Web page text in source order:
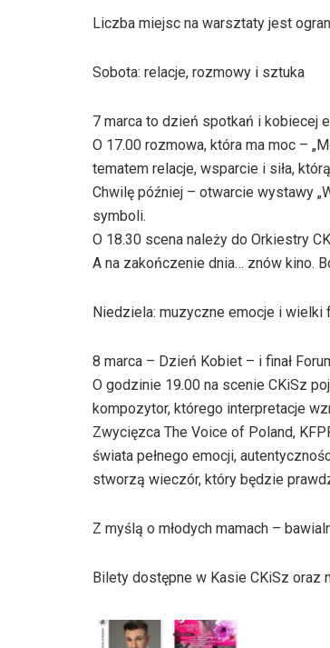
Liczba miejsc na warsztaty jest
Sobota: relacje, rozmowy i sztuka
7 marca to dzień spotkań i kobiecej
O 17.00 rozmowa, która ma moc –
tematem relacje, wsparcie i siła,
Chwilę później – otwarcie wystawy
symboli.
O 18.30 scena należy do Orkiestry
A na zakończenie dnia… znów kino.
Niedziela: muzyczne emocje i wielki
8 marca – Dzień Kobiet – i finał
O godzinie 19.00 na scenie CKiSz
kompozytor, którego interpretacje
Zwycięzca The Voice of Poland,
świata pełnego emocji,
stworzą wieczór, który będzie
Z myślą o młodych mamach –
Bilety dostępne w Kasie CKiSz oraz